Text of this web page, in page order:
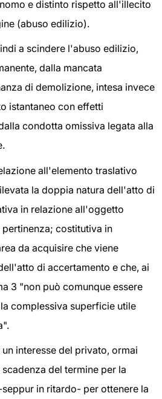
e distinto rispetto all'illecito
(abuso edilizio).
a scindere l'abuso edilizio,
dalla mancata
di demolizione, intesa invece
istantaneo con effetti
condotta omissiva legata alla
all'elemento traslativo
la doppia natura dell'atto di
in relazione all'oggetto
costitutiva in
da acquisire che viene
di accertamento e che, ai
3 "non può comunque essere
complessiva superficie utile
interesse del privato, ormai
del termine per la
in ritardo- per ottenere la